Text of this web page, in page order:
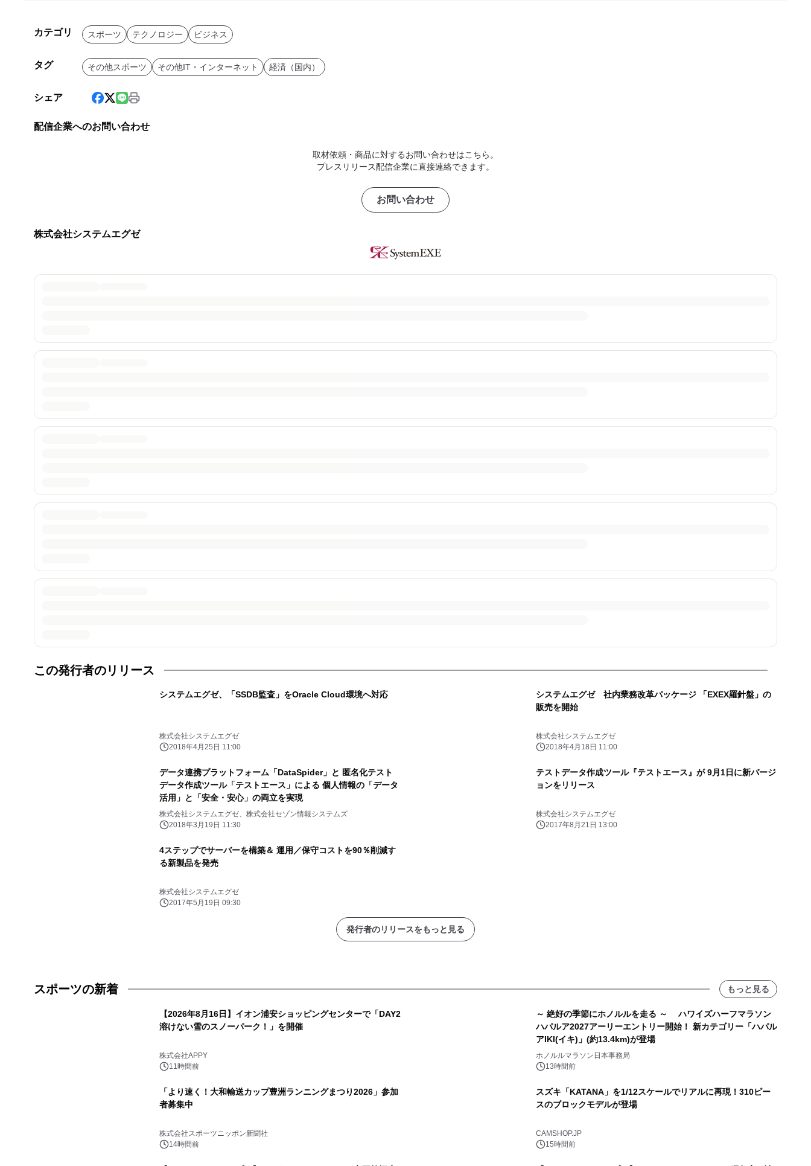
カテゴリ スポーツ テクノロジー ビジネス
タグ その他スポーツ その他IT・インターネット 経済（国内）
シェア
配信企業へのお問い合わせ
取材依頼・商品に対するお問い合わせはこちら。
プレスリリース配信企業に直接連絡できます。
お問い合わせ
株式会社システムエグゼ
この発行者のリリース
システムエグゼ、「SSDB監査」をOracle Cloud環境へ対応
株式会社システムエグゼ
2018年4月25日 11:00
システムエグゼ 社内業務改革パッケージ 「EXEX羅針盤」の
販売を開始
株式会社システムエグゼ
2018年4月18日 11:00
データ連携プラットフォーム「DataSpider」と 匿名化テスト
データ作成ツール「テストエース」による 個人情報の「データ
活用」と「安全・安心」の両立を実現
株式会社システムエグゼ、株式会社セゾン情報システムズ
2018年3月19日 11:30
テストデータ作成ツール『テストエース』が 9月1日に新バージ
ョンをリリース
株式会社システムエグゼ
2017年8月21日 13:00
4ステップでサーバーを構築＆ 運用／保守コストを90％削減す
る新製品を発売
株式会社システムエグゼ
2017年5月19日 09:30
発行者のリリースをもっと見る
スポーツの新着 もっと見る
【2026年8月16日】イオン浦安ショッピングセンターで「DAY2
溶けない雪のスノーパーク！」を開催
株式会社APPY
11時間前
～ 絶好の季節にホノルルを走る ～ ハワイズハーフマラソン
ハパルア2027アーリーエントリー開始！ 新カテゴリー「ハパル
アIKI(イキ)」(約13.4km)が登場
ホノルルマラソン日本事務局
13時間前
「より速く！大和輸送カップ豊洲ランニングまつり2026」参加
者募集中
株式会社スポーツニッポン新聞社
14時間前
スズキ「KATANA」を1/12スケールでリアルに再現！310ピー
スのブロックモデルが登場
CAMSHOP.JP
15時間前